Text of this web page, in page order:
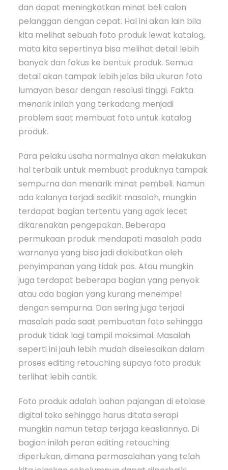
dan dapat meningkatkan minat beli calon
pelanggan dengan cepat. Hal ini akan lain bila
kita melihat sebuah foto produk lewat katalog,
mata kita sepertinya bisa melihat detail lebih
banyak dan fokus ke bentuk produk. Semua
detail akan tampak lebih jelas bila ukuran foto
lumayan besar dengan resolusi tinggi. Fakta
menarik inilah yang terkadang menjadi
problem saat membuat foto untuk katalog
produk.
Para pelaku usaha normalnya akan melakukan
hal terbaik untuk membuat produknya tampak
sempurna dan menarik minat pembeli. Namun
ada kalanya terjadi sedikit masalah, mungkin
terdapat bagian tertentu yang agak lecet
dikarenakan pengepakan. Beberapa
permukaan produk mendapati masalah pada
warnanya yang bisa jadi diakibatkan oleh
penyimpanan yang tidak pas. Atau mungkin
juga terdapat beberapa bagian yang penyok
atau ada bagian yang kurang menempel
dengan sempurna. Dan sering juga terjadi
masalah pada saat pembuatan foto sehingga
produk tidak lagi tampil maksimal. Masalah
seperti ini jauh lebih mudah diselesaikan dalam
proses editing retouching supaya foto produk
terlihat lebih cantik.
Foto produk adalah bahan pajangan di etalase
digital toko sehingga harus ditata serapi
mungkin namun tetap terjaga keasliannya. Di
bagian inilah peran editing retouching
diperlukan, dimana permasalahan yang telah